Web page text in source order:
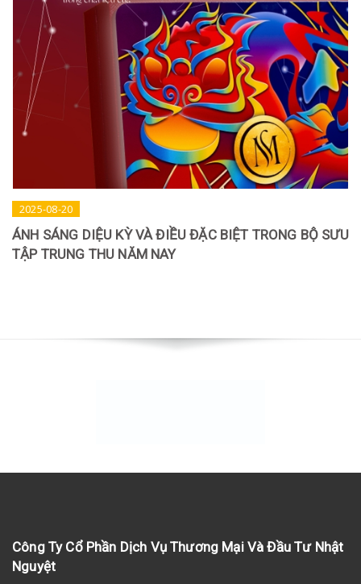
2025-08-20
ÁNH SÁNG DIỆU KỲ VÀ ĐIỀU ĐẶC BIỆT TRONG BỘ SƯU
TẬP TRUNG THU NĂM NAY
Công Ty Cổ Phần Dịch Vụ Thương Mại Và Đầu Tư Nhật
Nguyệt